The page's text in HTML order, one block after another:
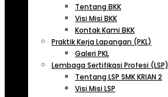
Tentang BKK
Visi Misi BKK
Kontak Kami BKK
Praktik Kerja Lapangan (PKL)
Galeri PKL
Lembaga Sertifikasi Profesi (LSP)
Tentang LSP SMK KRIAN 2
Visi Misi LSP